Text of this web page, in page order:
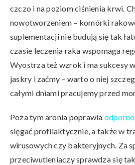
czczo i na poziom ciśnienia krwi.
nowotworzeniem – komórki
suplementacji nie budują się tak
czasie leczenia raka wspomaga
Wyostrza też wzrok i ma sukcesy
jaskry i zaćmy – warto o niej
całymi dniami pracujemy przed
Poza tym aronia poprawia
sięgać profilaktycznie, a także w
wirusowych czy bakteryjnych. Za
przeciwutleniaczy sprawdza się